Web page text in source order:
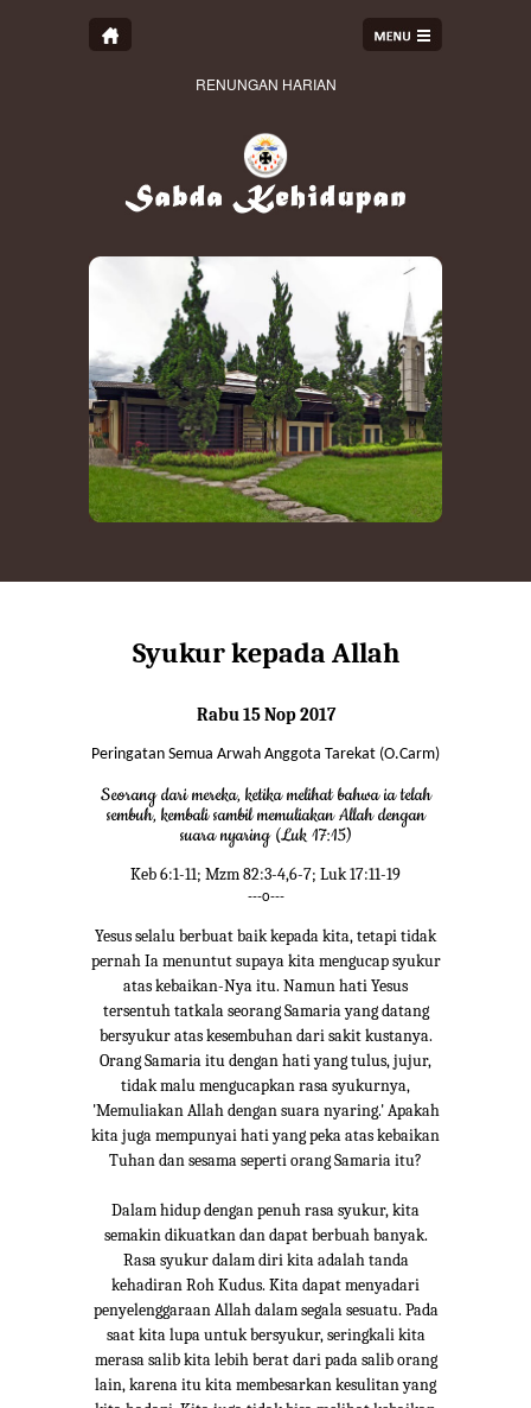
RENUNGAN HARIAN
Syukur kepada Allah
Rabu 15 Nop 2017
Peringatan Semua Arwah Anggota Tarekat (O.Carm)
Seorang dari mereka, ketika melihat bahwa ia telah
sembuh, kembali sambil memuliakan Allah dengan
suara nyaring (Luk 17:15)
Keb 6:1-11; Mzm 82:3-4,6-7; Luk 17:11-19
---o---
Yesus selalu berbuat baik kepada kita, tetapi tidak
pernah Ia menuntut supaya kita mengucap syukur
atas kebaikan-Nya itu. Namun hati Yesus
tersentuh tatkala seorang Samaria yang datang
bersyukur atas kesembuhan dari sakit kustanya.
Orang Samaria itu dengan hati yang tulus, jujur,
tidak malu mengucapkan rasa syukurnya,
'Memuliakan Allah dengan suara nyaring.' Apakah
kita juga mempunyai hati yang peka atas kebaikan
Tuhan dan sesama seperti orang Samaria itu?
Dalam hidup dengan penuh rasa syukur, kita
semakin dikuatkan dan dapat berbuah banyak.
Rasa syukur dalam diri kita adalah tanda
kehadiran Roh Kudus. Kita dapat menyadari
penyelenggaraan Allah dalam segala sesuatu. Pada
saat kita lupa untuk bersyukur, seringkali kita
merasa salib kita lebih berat dari pada salib orang
lain, karena itu kita membesarkan kesulitan yang